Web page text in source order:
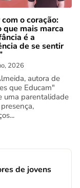
o coração:
que mais marca
é a
de se sentir
2026
autora de
que Educam"
uma parentalidade
de jovens